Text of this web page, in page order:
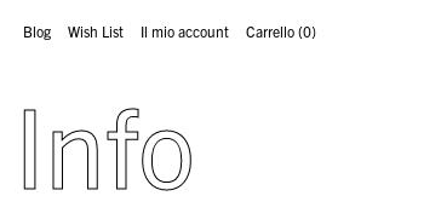
Info
Blog Wish List Il mio account Carrello(0)